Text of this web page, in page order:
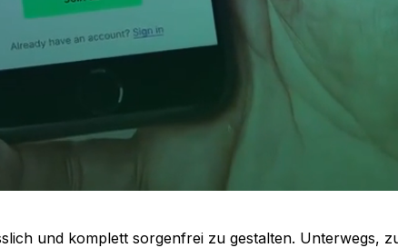
und komplett sorgenfrei zu gestalten. Unterwegs,